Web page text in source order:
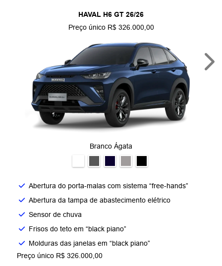
HAVAL H6 GT 26/26
Preço único R$ 326.000,00
Branco Ágata
Abertura do porta-malas com sistema “free-hands”
Abertura da tampa de abastecimento elétrico
Sensor de chuva
Frisos do teto em “black piano”
Molduras das janelas em “black piano”
Preço único R$ 326.000,00